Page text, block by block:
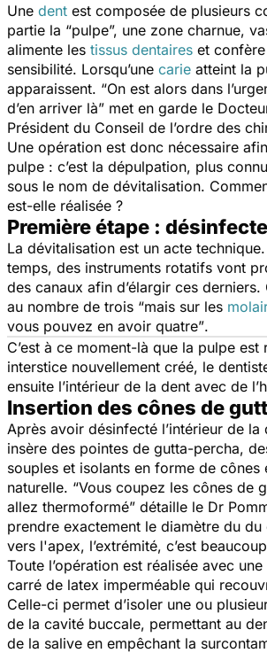
Une dent est composée de plusieurs
partie la “pulpe”, une zone charnue,
alimente les tissus dentaires et
sensibilité. Lorsqu’une carie atteint la
apparaissent. “On est alors dans
d’en arriver là” met en garde le
Président du Conseil de l’ordre des
Une opération est donc nécessaire
pulpe : c’est la dépulpation, plus
sous le nom de dévitalisation.
est-elle réalisée ?
Première étape :
La dévitalisation est un acte
temps, des instruments rotatifs vont
des canaux afin d’élargir ces derniers.
au nombre de trois “mais sur les
vous pouvez en avoir quatre”.
C’est à ce moment-là que la pulpe est
interstice nouvellement créé, le
ensuite l’intérieur de la dent avec de
Insertion des cônes de
Après avoir désinfecté l’intérieur de
insère des pointes de gutta-percha,
souples et isolants en forme de cônes
naturelle. “Vous coupez les cônes de
allez thermoformé” détaille le Dr
prendre exactement le diamètre du du
vers l'apex, l’extrémité, c’est
Toute l’opération est réalisée avec une
carré de latex imperméable qui
Celle-ci permet d’isoler une ou
de la cavité buccale, permettant au
de la salive en empêchant la